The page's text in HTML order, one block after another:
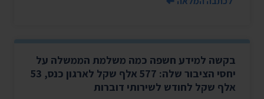
בקשה למידע חשפה כמה משלמת הממשלה על
יחסי הציבור שלה: 577 אלף שקל לארגון כנס, 53
אלף שקל לחודש לשירותי דוברות